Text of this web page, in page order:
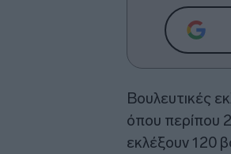
Βουλευτικές
όπου περίπου
εκλέξουν 120